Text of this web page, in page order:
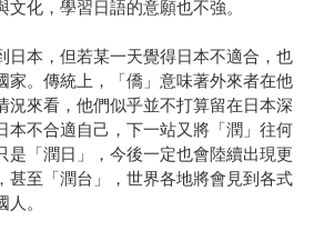
化，學習日語的意願也不強。
日本，但若某一天覺得日本不適合，也
家。傳統上，「僑」意味著外來者在他
況來看，他們似乎並不打算留在日本深
本不合適自己，下一站又將「潤」往何
是「潤日」，今後一定也會陸續出現更
甚至「潤台」，世界各地將會見到各式
。